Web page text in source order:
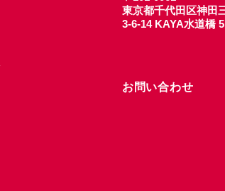
東京都千代田区神田
3-6-14 KAYA水道橋
お問い合わせ